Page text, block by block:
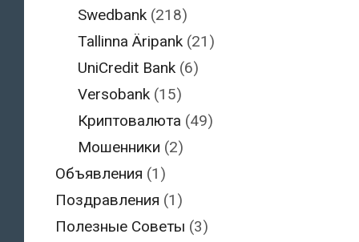
Swedbank (218)
Tallinna Äripank (21)
UniCredit Bank (6)
Versobank (15)
Криптовалюта (49)
Мошенники (2)
Объявления (1)
Поздравления (1)
Полезные Советы (3)